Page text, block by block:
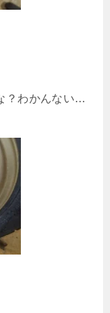
？わかんない…